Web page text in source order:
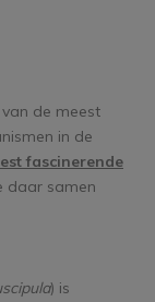
de meest
in de
fascinerende
daar samen
) is